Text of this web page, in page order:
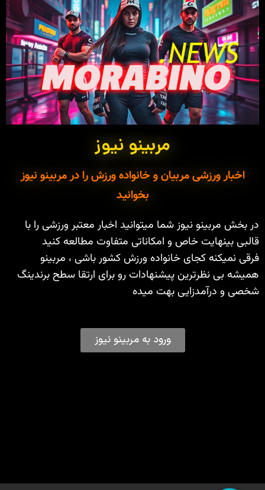
مربینو نیوز
اخبار ورزشی مربیان و خانواده ورزش را در مربینو نیوز
بخوانید
در بخش مربینو نیوز شما میتوانید اخبار معتبر ورزشی را با
قالبی بینهایت خاص و امکاناتی متفاوت مطالعه کنید
فرقی نمیکنه کجای خانواده ورزش کشور باشی ، مربینو
همیشه بی نظرترین پیشنهادات رو برای ارتقا سطح برندینگ
شخصی و درآمدزایی بهت میده
ورود به مربینو نیوز